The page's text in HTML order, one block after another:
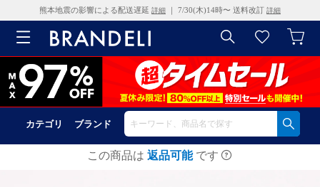
熊本地震の影響による配送遅延 詳細 ｜ 7/30(木)14時〜 送料改訂 詳細
カテゴリ ブランド
この商品は 返品可能 です